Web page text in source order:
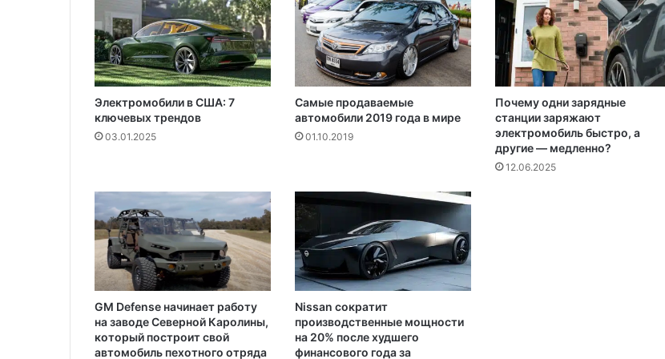
о
в
о
н
о
п
н
и
и
в
и
Электромобили в США: 7
ключевых трендов
03.01.2025
Самые продаваемые
автомобили 2019 года в мире
01.10.2019
Почему одни зарядные
станции заряжают
электромобиль быстро, а
другие — медленно?
12.06.2025
GM Defense начинает работу
на заводе Северной Каролины,
который построит свой
автомобиль пехотного отряда
Nissan сократит
производственные мощности
на 20% после худшего
финансового года за